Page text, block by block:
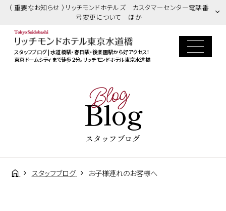
（ 重要なお知らせ ）リッチモンドホテルズ カスタマーセンター電話番
号変更について ほか
スタッフブログ | 水道橋駅・春日駅・後楽園駅から好アクセス！
東京ドームシティまで徒歩２分。リッチモンドホテル東京水道橋
Blog
Blog
スタッフブログ
スタッフブログ お子様連れのお客様へ